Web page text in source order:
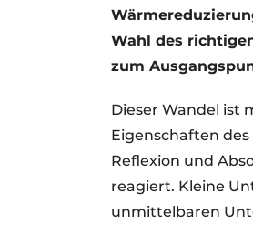
Wahl des
zum
Dieser Wandel ist
Eigenschaften
Reflexion und
reagiert. Kleine
unmittelbaren